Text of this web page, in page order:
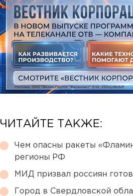
ЧИТАЙТЕ ТАКЖЕ:
Чем опасны ракеты
регионы РФ
МИД призвал россиян
Город в Свердловской